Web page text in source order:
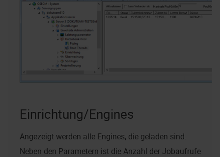
Einrichtung/Engines
Angezeigt werden alle Engines, die geladen sind.
Neben den Parametern ist die Anzahl der Jobaufrufe